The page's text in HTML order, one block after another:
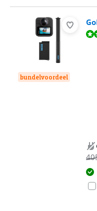
bundelvoordeel
Beoordeling is 9,2 van de 10,